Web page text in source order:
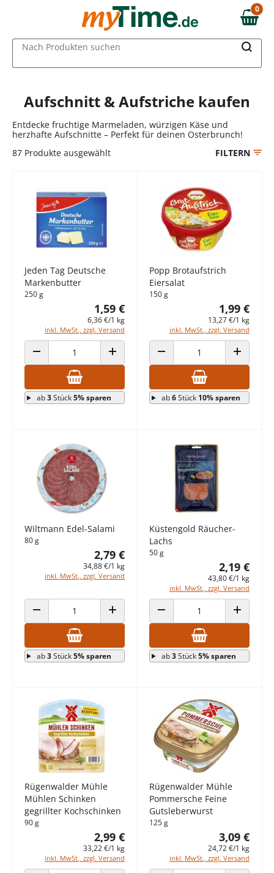
Zum Hauptinhalt springen
Zur Navigation springen
Zur Suche springen
0,00 €
0
Nach Produkten suchen
Aufschnitt & Aufstriche kaufen
Entdecke fruchtige Marmeladen, würzigen Käse und
herzhafte Aufschnitte – Perfekt für deinen Osterbrunch!
87 Produkte ausgewählt FILTERN
Jeden Tag Deutsche
Markenbutter
250 g
1,59 €
6,36 €/1 kg
inkl. MwSt., zzgl. Versand
ANZAHL VERRINGERN ANZAHL ERHÖHEN
ab3Stück5% sparen
Popp Brotaufstrich
Eiersalat
150 g
1,99 €
13,27 €/1 kg
inkl. MwSt., zzgl. Versand
ANZAHL VERRINGERN ANZAHL
ab6Stück 10% sparen
Wiltmann Edel-Salami
80 g
2,79 €
34,88 €/1 kg
inkl. MwSt., zzgl. Versand
ANZAHL VERRINGERN ANZAHL ERHÖHEN
ab3Stück5% sparen
Küstengold Räucher-
Lachs
50 g
2,19 €
43,80 €/1 kg
inkl. MwSt., zzgl. Versand
ANZAHL VERRINGERN ANZAHL
ab3Stück5% sparen
Rügenwalder Mühle
Mühlen Schinken
gegrillter Kochschinken
90 g
2,99 €
33,22 €/1 kg
inkl. MwSt., zzgl. Versand
Rügenwalder Mühle
Pommersche Feine
Gutsleberwurst
125 g
3,09 €
24,72 €/1 kg
inkl. MwSt., zzgl. Versand